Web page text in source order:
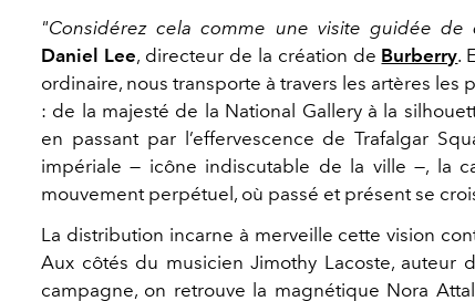
"Considérez cela comme une visite guidée de
Daniel Lee, directeur de la création de Burberry.
ordinaire, nous transporte à travers les artères
: de la majesté de la National Gallery à la
en passant par l’effervescence de Trafalgar
impériale — icône indiscutable de la ville —, la
mouvement perpétuel, où passé et présent se
La distribution incarne à merveille cette vision
Aux côtés du musicien Jimothy Lacoste, auteur
campagne, on retrouve la magnétique Nora